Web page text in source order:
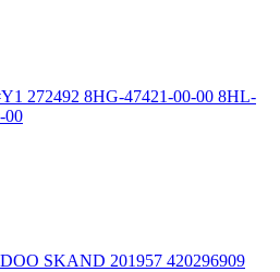
272492 8HG-47421-00-00 8HL-
00
SKAND 201957 420296909